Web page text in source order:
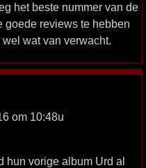
het beste nummer van de
goede reviews te hebben
wat van verwacht.
om 10:48u
hun vorige album Urd al